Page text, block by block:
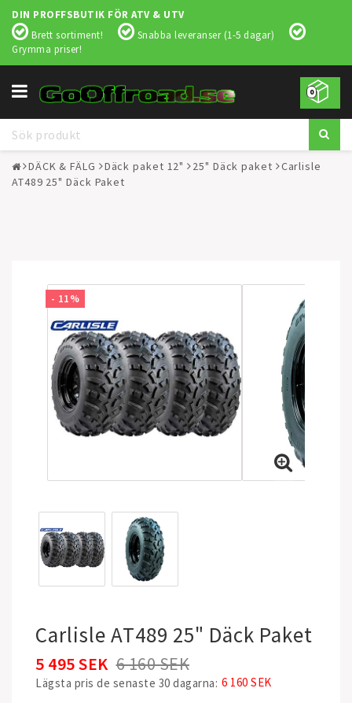
DIN PROFFSBUTIK FÖR ATV & UTV
Brett sortiment!
Snabba leveranser (1-5 dagar)
Grymma priser!
0
Toggle
navigation
DÄCK & FÄLG Däck paket 12" 25" Däck paket
Carlisle
AT489 25" Däck Paket
- 11%
Carlisle AT489 25" Däck Paket
6 160 SEK
5 495 SEK
Lägsta pris de senaste 30 dagarna 6 160 SEK